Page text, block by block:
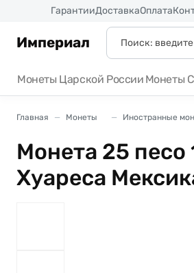
ГарантииДоставкаОплата
Империал
Монеты Царской России Монеты
Главная Монеты Иностранные
Монета 25 песо
Хуареса